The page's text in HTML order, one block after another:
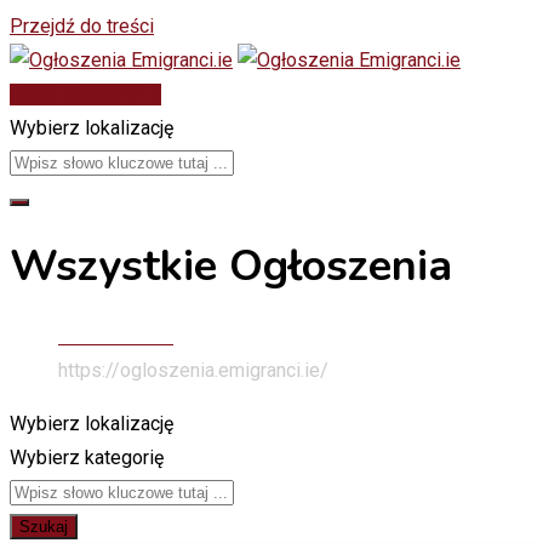
Przejdź do treści
Wybierz lokalizację
Wszystkie Ogłoszenia
https://ogloszenia.emigranci.ie/
Wybierz lokalizację
Wybierz kategorię
Szukaj